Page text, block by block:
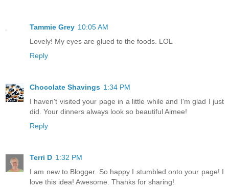
Tammie Grey 10:05 AM
Lovely! My eyes are glued to the foods. LOL
Reply
Chocolate Shavings 1:34 PM
I haven't visited your page in a little while and I'm glad I just
did. Your dinners always look so beautiful Aimee!
Reply
Terri D 1:32 PM
I am new to Blogger. So happy I stumbled onto your page! I
love this idea! Awesome. Thanks for sharing!